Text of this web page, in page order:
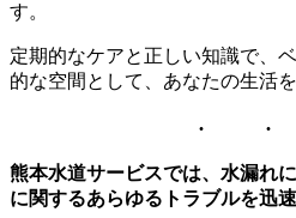
す。
定期的なケアと正しい知識で、
的な空間として、あなたの生活
熊本水道サービスでは、水漏れ
に関するあらゆるトラブルを迅